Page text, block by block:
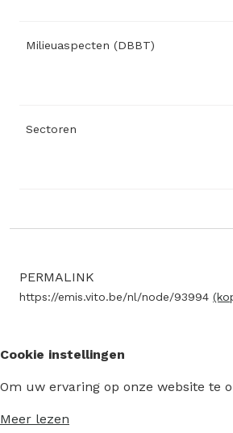
Milieuaspecten (DBBT)
Sectoren
PERMALINK
https://emis.vito.be/nl/node/93994
Cookie instellingen
Om uw ervaring op onze website te
Meer lezen